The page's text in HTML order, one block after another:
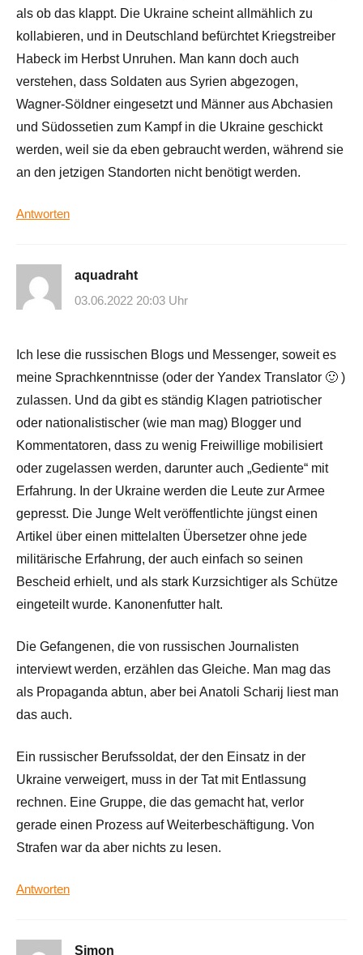
als ob das klappt. Die Ukraine scheint allmählich zu
kollabieren, und in Deutschland befürchtet Kriegstreiber
Habeck im Herbst Unruhen. Man kann doch auch
verstehen, dass Soldaten aus Syrien abgezogen,
Wagner-Söldner eingesetzt und Männer aus Abchasien
und Südossetien zum Kampf in die Ukraine geschickt
werden, weil sie da eben gebraucht werden, während sie
an den jetzigen Standorten nicht benötigt werden.
Antworten
aquadraht
03.06.2022 20:03 Uhr
Ich lese die russischen Blogs und Messenger, soweit es
meine Sprachkenntnisse (oder der Yandex Translator 🙂 )
zulassen. Und da gibt es ständig Klagen patriotischer
oder nationalistischer (wie man mag) Blogger und
Kommentatoren, dass zu wenig Freiwillige mobilisiert
oder zugelassen werden, darunter auch „Gediente“ mit
Erfahrung. In der Ukraine werden die Leute zur Armee
gepresst. Die Junge Welt veröffentlichte jüngst einen
Artikel über einen mittelalten Übersetzer ohne jede
militärische Erfahrung, der auch einfach so seinen
Bescheid erhielt, und als stark Kurzsichtiger als Schütze
eingeteilt wurde. Kanonenfutter halt.
Die Gefangenen, die von russischen Journalisten
interviewt werden, erzählen das Gleiche. Man mag das
als Propaganda abtun, aber bei Anatoli Scharij liest man
das auch.
Ein russischer Berufssoldat, der den Einsatz in der
Ukraine verweigert, muss in der Tat mit Entlassung
rechnen. Eine Gruppe, die das gemacht hat, verlor
gerade einen Prozess auf Weiterbeschäftigung. Von
Strafen war da aber nichts zu lesen.
Antworten
Simon